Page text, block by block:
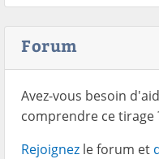
Forum
Avez-vous besoin
comprendre ce tirage
Rejoignez le forum et